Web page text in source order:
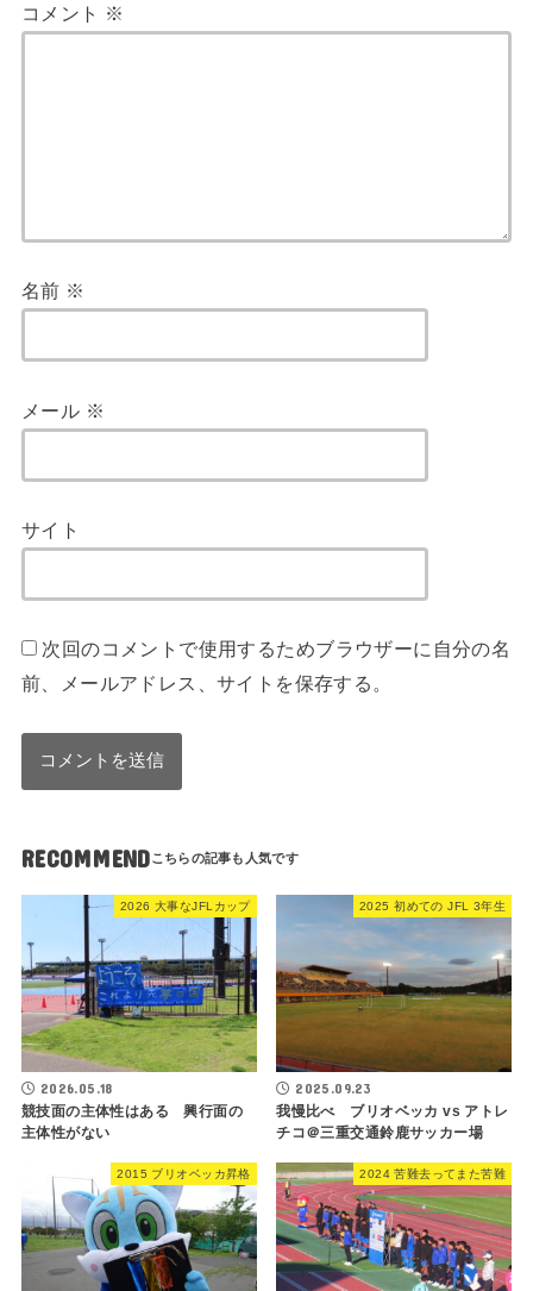
コメント ※
名前 ※
メール ※
サイト
次回のコメントで使用するためブラウザーに自分の名
前、メールアドレス、サイトを保存する。
RECOMMEND
2026 大事なJFLカップ
2026.05.18
競技面の主体性はある 興行面の
主体性がない
2025 初めての JFL 3年生
2025.09.23
我慢比べ ブリオベッカ vs アトレ
チコ＠三重交通鈴鹿サッカー場
2015 ブリオベッカ昇格 2024 苦難去ってまた苦難